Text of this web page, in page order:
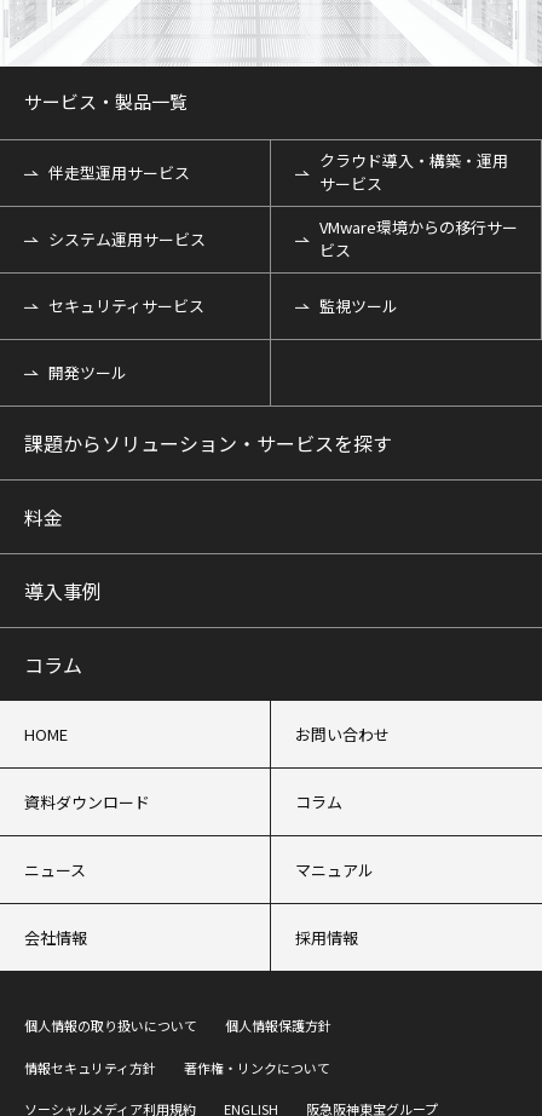
サービス・製品一覧
伴走型運用サービス
クラウド導入・構築・運用
サービス
システム運用サービス
VMware環境からの移行サー
ビス
セキュリティサービス 監視ツール
開発ツール
課題からソリューション・サービスを探す
料金
導入事例
コラム
HOME お問い合わせ
資料ダウンロード コラム
ニュース マニュアル
会社情報 採用情報
個人情報の取り扱いについて 個人情報保護方針
情報セキュリティ方針 著作権・リンクについて
ソーシャルメディア利用規約 ENGLISH 阪急阪神東宝グループ